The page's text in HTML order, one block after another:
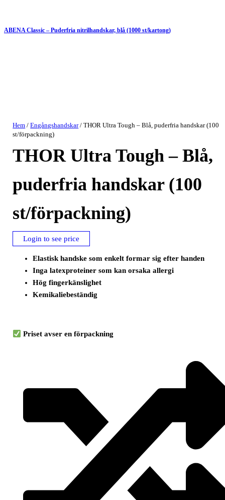
ABENA Classic – Puderfria nitrilhandskar, blå (1000 st/kartong)
Hem /Engångshandskar/ THOR Ultra Tough – Blå, puderfria handskar (100
st/förpackning)
THOR Ultra Tough – Blå,
puderfria handskar (100
st/förpackning)
Login to see price
Elastisk handske som enkelt formar sig efter handen
Inga latexproteiner som kan orsaka allergi
Hög fingerkänslighet
Kemikaliebeständig
Priset avser en förpackning